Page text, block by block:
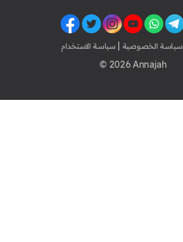
سياسة الخصوصية | سياسة الاستخدام
© 2026 Annajah